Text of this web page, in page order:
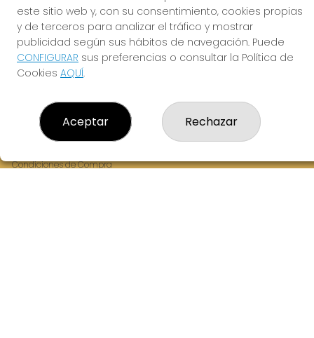
614069067
info@laxanadorada.com
Fernandez Balsera 26 bajo
Aviles, 33402
(Asturias) España
Aviso Legal
Política de Privacidad
Condiciones de Compra
este sitio web y, con su consentimiento, cookies propias
y de terceros para analizar el tráfico y mostrar
publicidad según sus hábitos de navegación. Puede
CONFIGURAR sus preferencias o consultar la Política de
Cookies AQUÍ.
Aceptar Rechazar